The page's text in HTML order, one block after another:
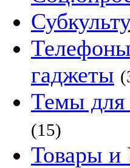
гаджеты
Темы для
(15)
Товары и